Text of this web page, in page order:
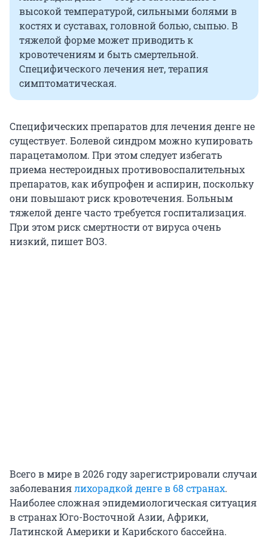
высокой температурой, сильными болями в
костях и суставах, головной болью, сыпью. В
тяжелой форме может приводить к
кровотечениям и быть смертельной.
Специфического лечения нет, терапия
симптоматическая.
Специфических препаратов для лечения денге не
существует. Болевой синдром можно купировать
парацетамолом. При этом следует избегать
приема нестероидных противовоспалительных
препаратов, как ибупрофен и аспирин, поскольку
они повышают риск кровотечения. Больным
тяжелой денге часто требуется госпитализация.
При этом риск смертности от вируса очень
низкий, пишет ВОЗ.
Всего в мире в 2026 году зарегистрировали случаи
заболеваниялихорадкой денге в 68 странах.
Наиболее сложная эпидемиологическая ситуация
в странах Юго-Восточной Азии, Африки,
Латинской Америки и Карибского бассейна.